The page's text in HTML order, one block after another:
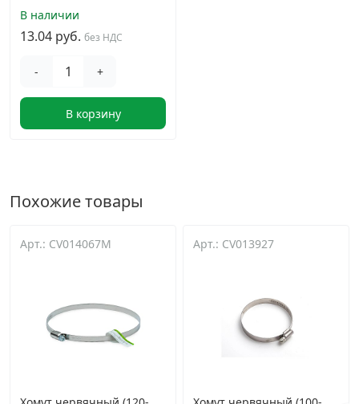
В наличии
13.04 руб. без НДС
- +
В корзину
Похожие товары
Арт.: CV014067M Арт.: CV013927